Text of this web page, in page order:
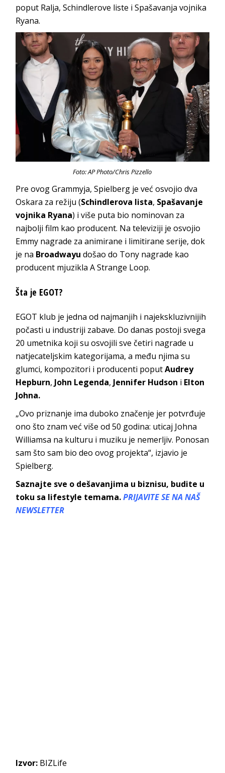
poput Ralja, Schindlerove liste i Spašavanja vojnika
Ryana.
Foto: AP Photo/Chris Pizzello
Pre ovog Grammyja, Spielberg je već osvojio dva
Oskara za režiju (Schindlerova lista, Spašavanje
vojnika Ryana) i više puta bio nominovan za
najbolji film kao producent. Na televiziji je osvojio
Emmy nagrade za animirane i limitirane serije, dok
je na Broadwayu došao do Tony nagrade kao
producent mjuzikla A Strange Loop.
Šta je EGOT?
EGOT klub je jedna od najmanjih i najekskluzivnijih
počasti u industriji zabave. Do danas postoji svega
20 umetnika koji su osvojili sve četiri nagrade u
natjecateljskim kategorijama, a među njima su
glumci, kompozitori i producenti poputAudrey
Hepburn, John Legenda, Jennifer Hudson i Elton
Johna.
„Ovo priznanje ima duboko značenje jer potvrđuje
ono što znam već više od 50 godina: uticaj Johna
Williamsa na kulturu i muziku je nemerljiv. Ponosan
sam što sam bio deo ovog projekta“, izjavio je
Spielberg.
Saznajte sve o dešavanjima u biznisu, budite u
toku sa lifestyle temama.PRIJAVITE SE NA NAŠ
NEWSLETTER
Izvor: BIZLife